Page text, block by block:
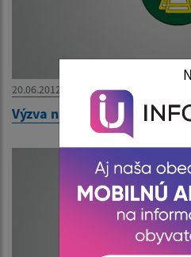
20.06.2012
Výzva na predloženie